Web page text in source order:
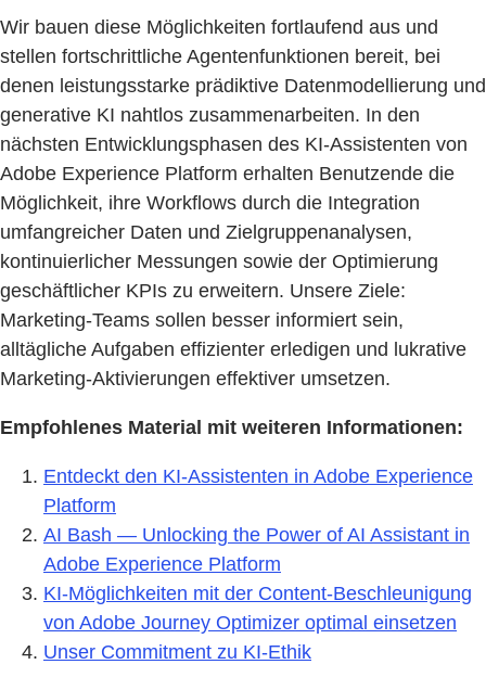
Wir bauen diese Möglichkeiten fortlaufend aus und
stellen fortschrittliche Agentenfunktionen bereit, bei
denen leistungsstarke prädiktive Datenmodellierung und
generative KI nahtlos zusammenarbeiten. In den
nächsten Entwicklungsphasen des KI-Assistenten von
Adobe Experience Platform erhalten Benutzende die
Möglichkeit, ihre Workflows durch die Integration
umfangreicher Daten und Zielgruppenanalysen,
kontinuierlicher Messungen sowie der Optimierung
geschäftlicher KPIs zu erweitern. Unsere Ziele:
Marketing-Teams sollen besser informiert sein,
alltägliche Aufgaben effizienter erledigen und lukrative
Marketing-Aktivierungen effektiver umsetzen.
Empfohlenes Material mit weiteren Informationen:
Entdeckt den KI-Assistenten in Adobe Experience
Platform
AI Bash — Unlocking the Power of AI Assistant in
Adobe Experience Platform
KI-Möglichkeiten mit der Content-Beschleunigung
von Adobe Journey Optimizer optimal einsetzen
Unser Commitment zu KI-Ethik